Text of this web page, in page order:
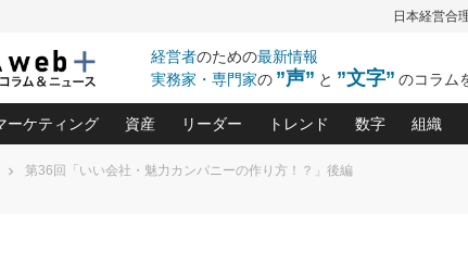
日本経営合
経営者のための最新情報
実務家・専門家の ”声” と ”文字” のコラム
位づくり」戦略(96)
る「業務改善」横田尚哉氏(5)
ーケティング 資産 リーダー トレンド 数字 組織
第36回「いい会社・魅力カンパニーの作り方！？」後編